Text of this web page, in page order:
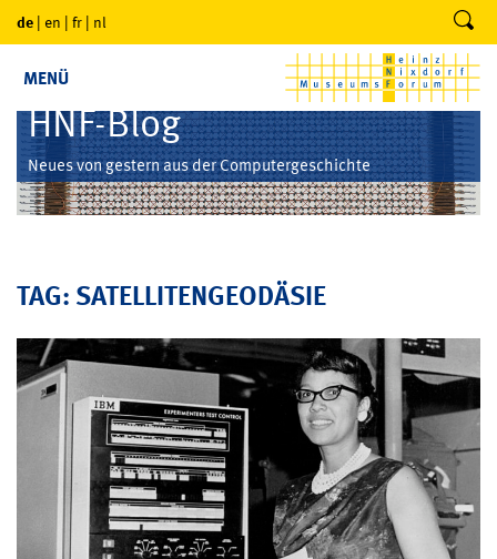
de | en | fr | nl
MENÜ
HNF-Blog
Neues von gestern aus der Computergeschichte
TAG: SATELLITENGEODÄSIE